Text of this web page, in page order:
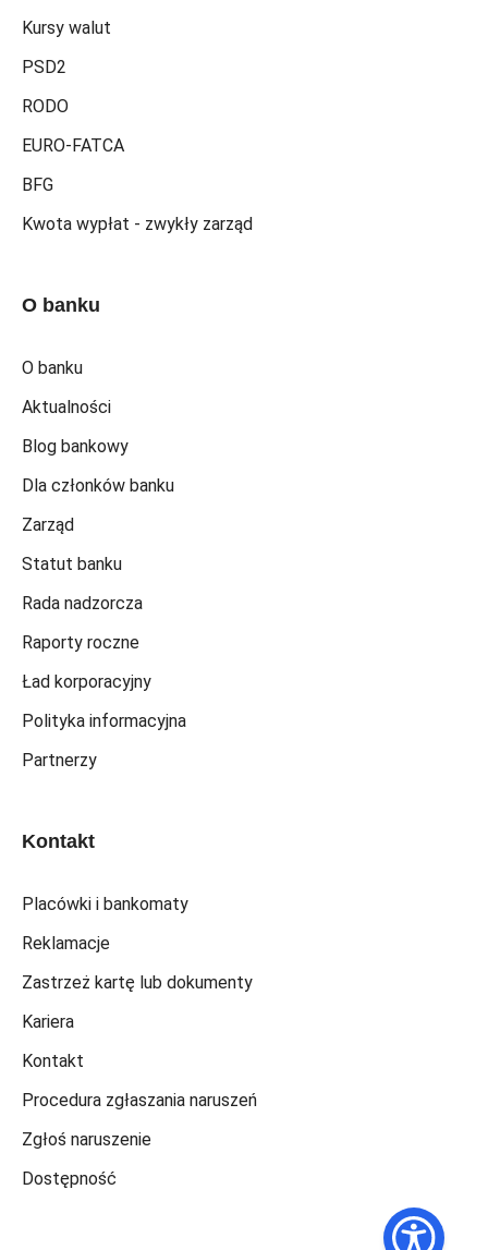
Kursy walut
PSD2
RODO
EURO-FATCA
BFG
Kwota wypłat - zwykły zarząd
O banku
O banku
Aktualności
Blog bankowy
Dla członków banku
Zarząd
Statut banku
Rada nadzorcza
Raporty roczne
Ład korporacyjny
Polityka informacyjna
Partnerzy
Kontakt
Placówki i bankomaty
Reklamacje
Zastrzeż kartę lub dokumenty
Kariera
Kontakt
Procedura zgłaszania naruszeń
Zgłoś naruszenie
Dostępność